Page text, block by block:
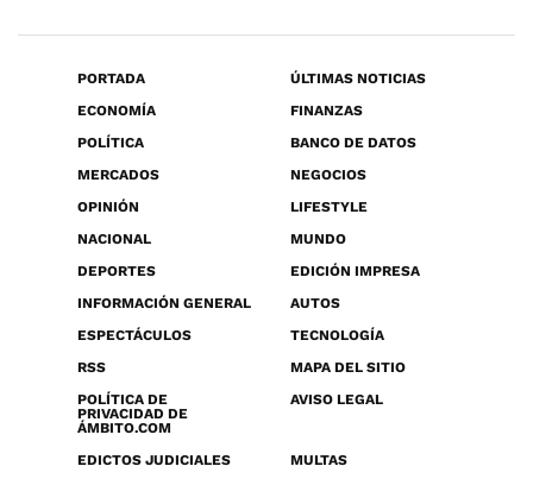
PORTADA
ÚLTIMAS NOTICIAS
ECONOMÍA
FINANZAS
POLÍTICA
BANCO DE DATOS
MERCADOS
NEGOCIOS
OPINIÓN
LIFESTYLE
NACIONAL
MUNDO
DEPORTES
EDICIÓN IMPRESA
INFORMACIÓN GENERAL
AUTOS
ESPECTÁCULOS
TECNOLOGÍA
RSS
MAPA DEL SITIO
POLÍTICA DE
PRIVACIDAD DE
ÁMBITO.COM
AVISO LEGAL
EDICTOS JUDICIALES
MULTAS